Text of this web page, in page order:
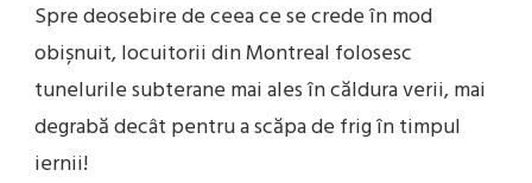
Spre deosebire de ceea ce se crede în mod
obișnuit, locuitorii din Montreal folosesc
tunelurile subterane mai ales în căldura verii, mai
degrabă decât pentru a scăpa de frig în timpul
iernii!